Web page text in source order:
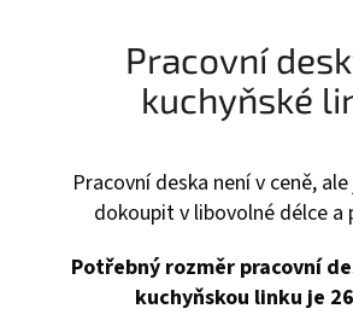
Pracovní
kuchyňské
Pracovní deska není v ceně,
dokoupit v libovolné délce a
Potřebný rozměr pracovní
kuchyňskou linku je